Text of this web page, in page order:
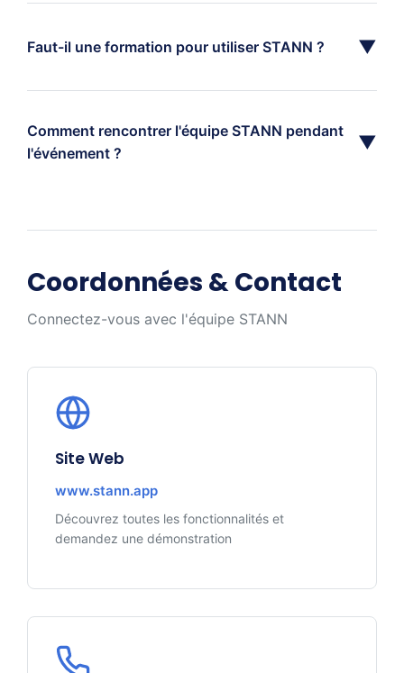
Faut-il une formation pour utiliser STANN ? ▼
Comment rencontrer l'équipe STANN pendant
l'événement ?
▼
Coordonnées & Contact
Connectez-vous avec l'équipe STANN
Site Web
www.stann.app
Découvrez toutes les fonctionnalités et
demandez une démonstration